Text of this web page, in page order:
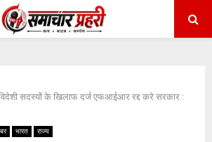
सदस्यों के खिलाफ दर्ज एफआईआर रद्द करे सरकार :
भारत राज्य